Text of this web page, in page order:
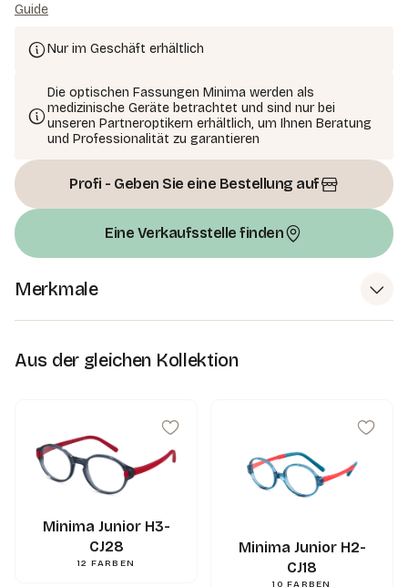
Guide
Nur im Geschäft erhältlich
Die optischen Fassungen Minima werden als
medizinische Geräte betrachtet und sind nur bei
unseren Partneroptikern erhältlich, um Ihnen Beratung
und Professionalität zu garantieren
Profi - Geben Sie eine Bestellung auf
Eine Verkaufsstelle finden
Merkmale
Aus der gleichen Kollektion
Minima Junior H3-
CJ28
12 FARBEN
Minima Junior H2-
CJ18
10 FARBEN